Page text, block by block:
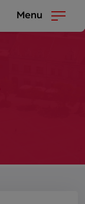
Menu